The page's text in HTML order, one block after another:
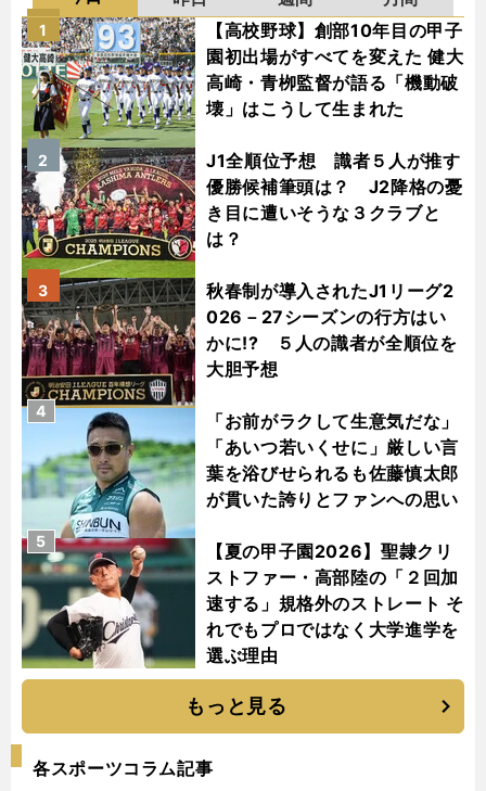
【高校野球】創部10年目の甲子
園初出場がすべてを変えた 健大
高崎・青栁監督が語る「機動破
壊」はこうして生まれた
1
J1全順位予想 識者５人が推す
優勝候補筆頭は？ J2降格の憂
き目に遭いそうな３クラブと
は？
2
秋春制が導入されたJ1リーグ2
026－27シーズンの行方はい
かに!? ５人の識者が全順位を
大胆予想
3
「お前がラクして生意気だな」
「あいつ若いくせに」厳しい言
葉を浴びせられるも佐藤慎太郎
が貫いた誇りとファンへの思い
4
【夏の甲子園2026】聖隷クリ
ストファー・高部陸の「２回加
速する」規格外のストレート そ
れでもプロではなく大学進学を
選ぶ理由
5
もっと見る
各スポーツコラム記事